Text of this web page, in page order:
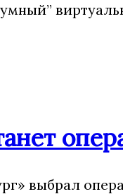
выбрал